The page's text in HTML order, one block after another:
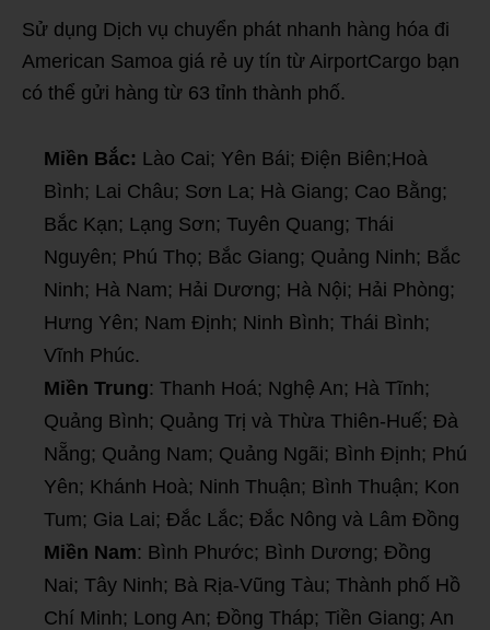
Sử dụng Dịch vụ chuyển phát nhanh hàng hóa đi
American Samoa giá rẻ uy tín từ AirportCargo bạn
có thể gửi hàng từ 63 tỉnh thành phố.
Miền Bắc: Lào Cai; Yên Bái; Điện Biên;Hoà
Bình; Lai Châu; Sơn La; Hà Giang; Cao Bằng;
Bắc Kạn; Lạng Sơn; Tuyên Quang; Thái
Nguyên; Phú Thọ; Bắc Giang; Quảng Ninh; Bắc
Ninh; Hà Nam; Hải Dương; Hà Nội; Hải Phòng;
Hưng Yên; Nam Định; Ninh Bình; Thái Bình;
Vĩnh Phúc.
Miền Trung: Thanh Hoá; Nghệ An; Hà Tĩnh;
Quảng Bình; Quảng Trị và Thừa Thiên-Huế; Đà
Nẵng; Quảng Nam; Quảng Ngãi; Bình Định; Phú
Yên; Khánh Hoà; Ninh Thuận; Bình Thuận; Kon
Tum; Gia Lai; Đắc Lắc; Đắc Nông và Lâm Đồng
Miền Nam: Bình Phước; Bình Dương; Đồng
Nai; Tây Ninh; Bà Rịa-Vũng Tàu; Thành phố Hồ
Chí Minh; Long An; Đồng Tháp; Tiền Giang; An